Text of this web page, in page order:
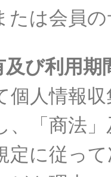
たは会員
及び利用期
個人情報
、「商法」
定に従って